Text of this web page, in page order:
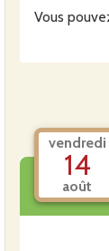
Vous
vendredi
14
août